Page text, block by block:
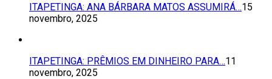
ITAPETINGA: ANA BÁRBARA MATOS ASSUMIRÁ…15
novembro, 2025
ITAPETINGA: PRÊMIOS EM DINHEIRO PARA…11
novembro, 2025